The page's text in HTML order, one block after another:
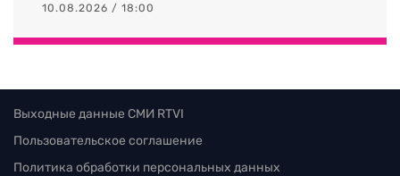
10.08.2026 / 18:00
Выходные данные СМИ RTVI
Пользовательское соглашение
Политика обработки персональных данных